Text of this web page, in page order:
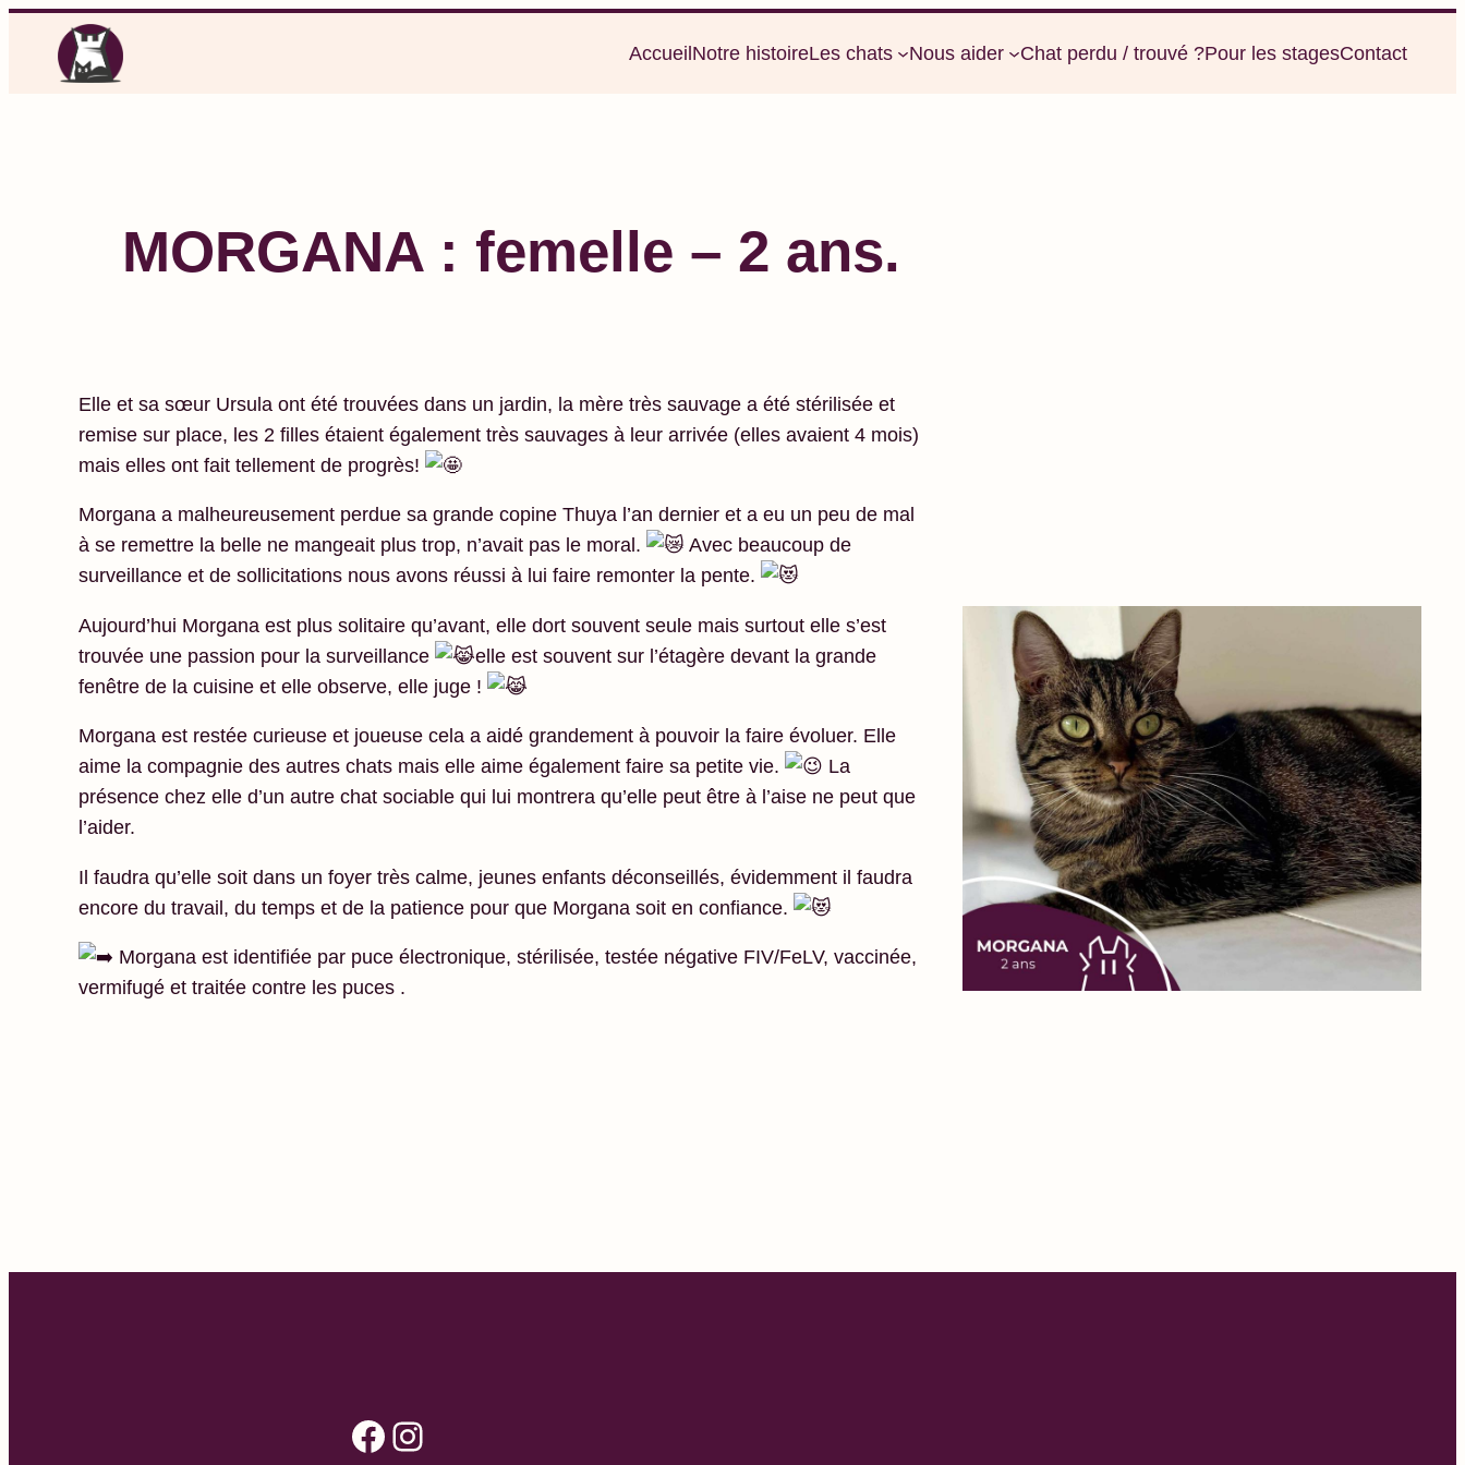
contenu
AccueilNotre histoireLes chats Nous aider Chat perdu / trouvé ?Pour les stagesContact
MORGANA : femelle – 2 ans.
Elle et sa sœur Ursula ont été trouvées dans un jardin, la mère très sauvage a été stérilisée et
remise sur place, les 2 filles étaient également très sauvages à leur arrivée (elles avaient 4 mois)
mais elles ont fait tellement de progrès!
Morgana a malheureusement perdue sa grande copine Thuya l’an dernier et a eu un peu de mal
à se remettre la belle ne mangeait plus trop, n’avait pas le moral.
Avec beaucoup de
surveillance et de sollicitations nous avons réussi à lui faire remonter la pente.
Aujourd’hui Morgana est plus solitaire qu’avant, elle dort souvent seule mais surtout elle s’est
trouvée une passion pour la surveillance
elle est souvent sur l’étagère devant la grande
fenêtre de la cuisine et elle observe, elle juge !
Morgana est restée curieuse et joueuse cela a aidé grandement à pouvoir la faire évoluer. Elle
aime la compagnie des autres chats mais elle aime également faire sa petite vie.
La
présence chez elle d’un autre chat sociable qui lui montrera qu’elle peut être à l’aise ne peut que
l’aider.
Il faudra qu’elle soit dans un foyer très calme, jeunes enfants déconseillés, évidemment il faudra
encore du travail, du temps et de la patience pour que Morgana soit en confiance.
Morgana est identifiée par puce électronique, stérilisée, testée négative FIV/FeLV, vaccinée,
vermifugé et traitée contre les puces .
Facebook Instagram